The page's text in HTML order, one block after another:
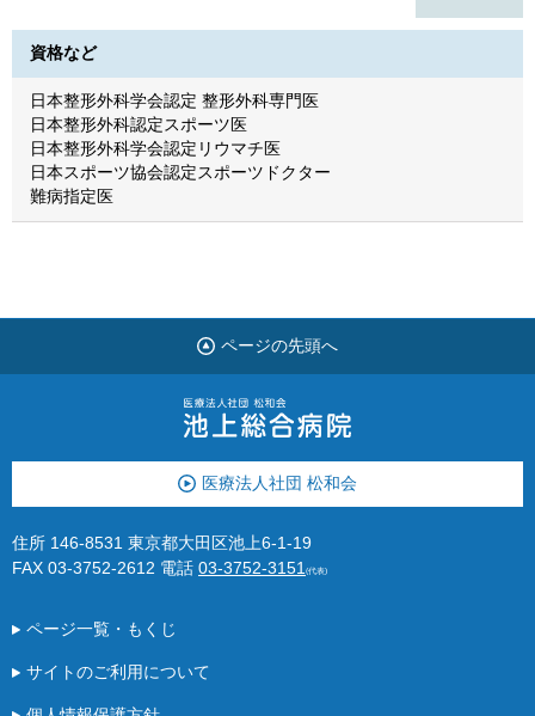
資格など
日本整形外科学会認定 整形外科専門医
日本整形外科認定スポーツ医
日本整形外科学会認定リウマチ医
日本スポーツ協会認定スポーツドクター
難病指定医
ページの先頭へ
医療法人社団 松和会
住所 146-8531 東京都大田区池上6-1-19
FAX 03-3752-2612 電話 03-3752-3151 (代表)
ページ一覧・もくじ
サイトのご利用について